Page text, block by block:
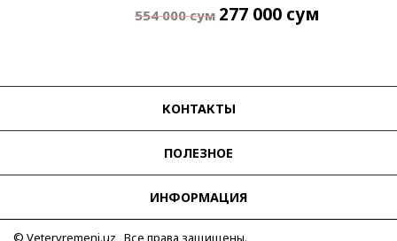
554 000сум 277 000 сум
КОНТАКТЫ
ПОЛЕЗНОЕ
ИНФОРМАЦИЯ
© Vetervremeni.uz Все права защищены.